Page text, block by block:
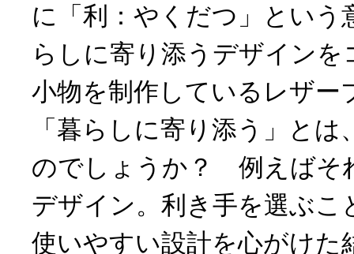
に「利：やくだつ」という
らしに寄り添うデザイン
小物を制作しているレザー
「暮らしに寄り添う」と
のでしょうか？ 例えばそ
デザイン。利き手を選ぶこ
使いやすい設計を心がけた